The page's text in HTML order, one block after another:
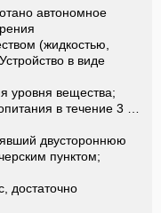
автономное
(жидкостью,
в виде
уровня вещества;
в течение 3 …
двустороннюю
пунктом;
достаточно